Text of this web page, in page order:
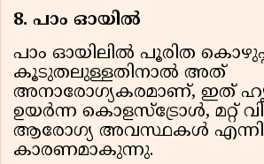
8. പാം ഓയില്‍
പാം ഓയിലില്‍ പൂരിത
കൂടുതലുള്ളതിനാല്‍ അത്
അനാരോഗ്യകരമാണ്, ഇത്
ഉയര്‍ന്ന കൊളസ്‌ട്രോള്‍, മറ്റ്
ആരോഗ്യ അവസ്ഥകള്‍
കാരണമാകുന്നു.